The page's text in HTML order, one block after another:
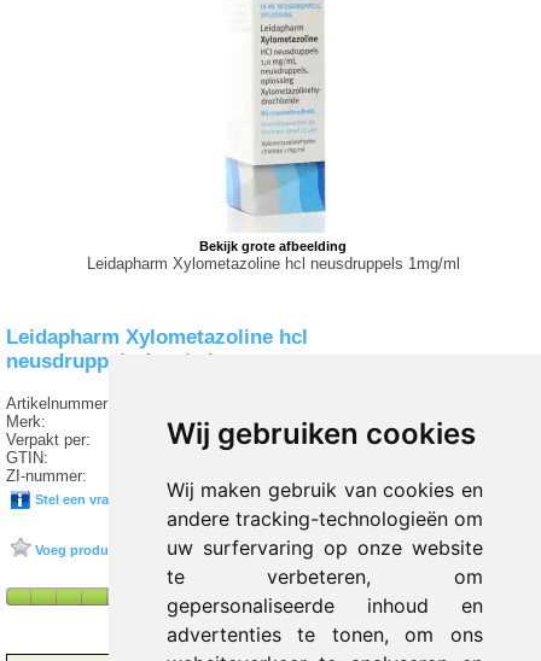
Wij gebruiken cookies
Wij maken gebruik van cookies en
andere tracking-technologieën om
uw surfervaring op onze website
te verbeteren, om
gepersonaliseerde inhoud en
advertenties te tonen, om ons
Bekijk grote afbeelding
Leidapharm Xylometazoline hcl neusdruppels 1mg/ml
Leidapharm Xylometazoline hcl
neusdruppels 1mg/ml
Artikelnummer:
Merk:
Verpakt per:
GTIN:
ZI-nummer:
LEIDAPHARM
8716049035515
Stel een vraag over dit product
Voeg product toe aan favorieten